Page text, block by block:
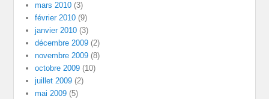
mars 2010 (3)
février 2010 (9)
janvier 2010 (3)
décembre 2009 (2)
novembre 2009 (8)
octobre 2009 (10)
juillet 2009 (2)
mai 2009 (5)